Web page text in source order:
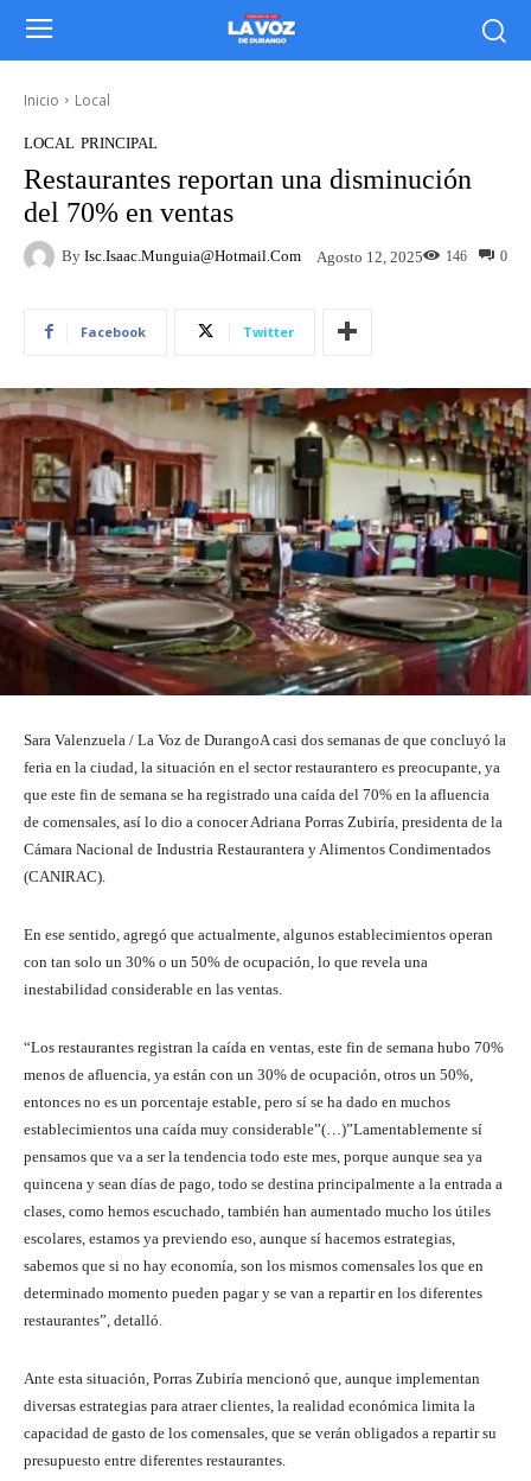
Inicio Local
LOCAL PRINCIPAL
Restaurantes reportan una disminución
del 70% en ventas
By Isc.isaac.munguia@hotmail.com Agosto 12, 2025 0
146
Facebook Twitter
Sara Valenzuela / La Voz de DurangoA casi dos semanas de que concluyó la
feria en la ciudad, la situación en el sector restaurantero es preocupante, ya
que este fin de semana se ha registrado una caída del 70% en la afluencia
de comensales, así lo dio a conocer Adriana Porras Zubiría, presidenta de la
Cámara Nacional de Industria Restaurantera y Alimentos Condimentados
(CANIRAC).
En ese sentido, agregó que actualmente, algunos establecimientos operan
con tan solo un 30% o un 50% de ocupación, lo que revela una
inestabilidad considerable en las ventas.
“Los restaurantes registran la caída en ventas, este fin de semana hubo 70%
menos de afluencia, ya están con un 30% de ocupación, otros un 50%,
entonces no es un porcentaje estable, pero sí se ha dado en muchos
establecimientos una caída muy considerable”(…)”Lamentablemente sí
pensamos que va a ser la tendencia todo este mes, porque aunque sea ya
quincena y sean días de pago, todo se destina principalmente a la entrada a
clases, como hemos escuchado, también han aumentado mucho los útiles
escolares, estamos ya previendo eso, aunque sí hacemos estrategias,
sabemos que si no hay economía, son los mismos comensales los que en
determinado momento pueden pagar y se van a repartir en los diferentes
restaurantes”, detalló.
Ante esta situación, Porras Zubiría mencionó que, aunque implementan
diversas estrategias para atraer clientes, la realidad económica limita la
capacidad de gasto de los comensales, que se verán obligados a repartir su
presupuesto entre diferentes restaurantes.